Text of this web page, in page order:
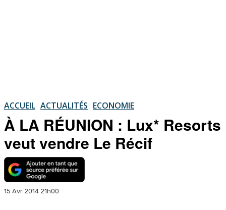
ACCUEIL ACTUALITÉS ECONOMIE
À LA RÉUNION : Lux* Resorts
veut vendre Le Récif
15 Avr 2014 21h00